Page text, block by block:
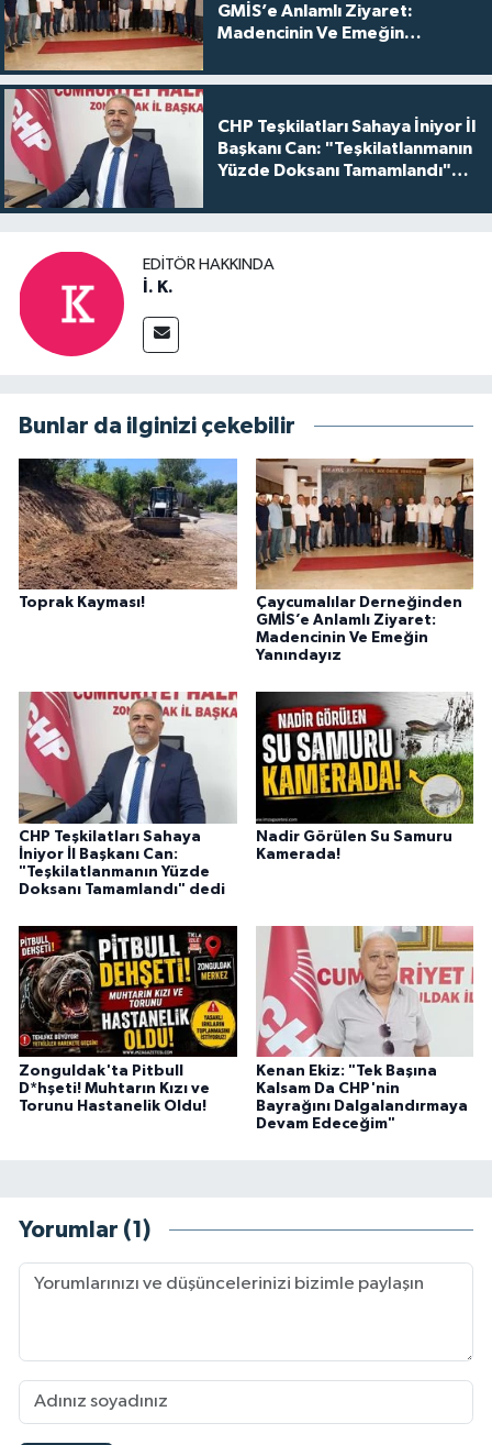
GMİS’e Anlamlı Ziyaret:
Madencinin Ve Emeğin
CHP Teşkilatları Sahaya İniyor İl
Başkanı Can: "Teşkilatlanmanın
Yüzde Doksanı Tamamlandı"
EDITÖR HAKKINDA
İ. K.
Bunlar da ilginizi çekebilir
Toprak Kayması!
Çaycumalılar Derneğinden
GMİS’e Anlamlı Ziyaret:
Madencinin Ve Emeğin
Yanındayız
CHP Teşkilatları Sahaya
İniyor İl Başkanı Can:
"Teşkilatlanmanın Yüzde
Doksanı Tamamlandı" dedi
Nadir Görülen Su Samuru
Kamerada!
Zonguldak'ta Pitbull
D*hşeti! Muhtarın Kızı ve
Torunu Hastanelik Oldu!
Kenan Ekiz: "Tek Başına
Kalsam Da CHP'nin
Bayrağını Dalgalandırmaya
Devam Edeceğim"
Yorumlar (1)